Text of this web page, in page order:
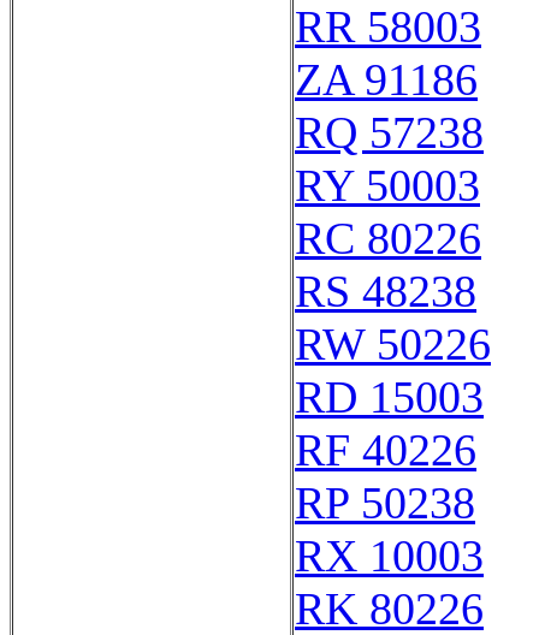
RR 58003
ZA 91186
RQ 57238
RY 50003
RC 80226
RS 48238
RW 50226
RD 15003
RF 40226
RP 50238
RX 10003
RK 80226